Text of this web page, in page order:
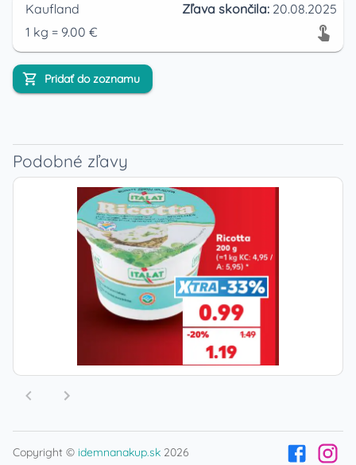
Kaufland Zľava skončila: 20.08.2025
1 kg = 9.00 €
Pridať do zoznamu
Podobné zľavy
Copyright © idemnanakup.sk 2026